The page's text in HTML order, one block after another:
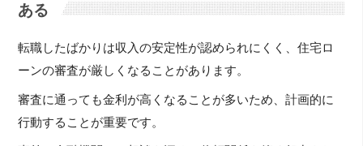
ある
転職したばかりは収入の安定性が認められにくく、住宅ロ
ーンの審査が厳しくなることがあります。
審査に通っても金利が高くなることが多いため、計画的に
行動することが重要です。